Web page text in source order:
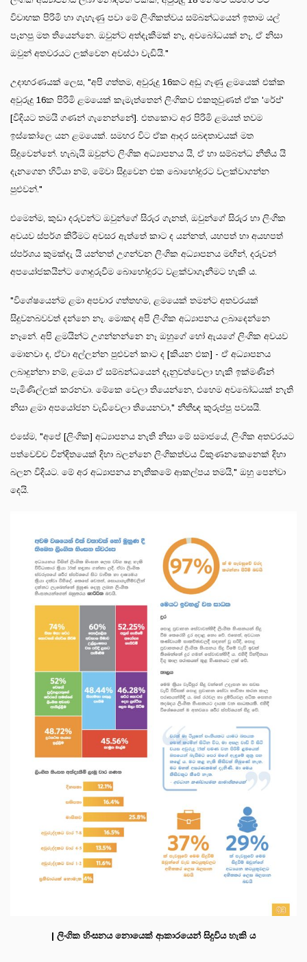
විවාහක පිරිමි හා ගැහැණු පවා මේ ලිංගිකත්වය සම්බන්ධයෙන් ඉතාම යල්
පැනපු මත තියෙන්නෙ. ඔවුන්ට අත්දැකීමක් නෑ, අවබෝධයක් නෑ, ඒ නිසා
ඔවුන් අතවරයට ලක්වෙන අවස්ථා වැඩියි."
උදාහරණයක් ලෙස, "අපි ගත්තම, අවුරුදු 16කට අඩු ගෑණු ළමයෙක් එක්ක
අවුරුදු 16ක පිරිමි ළමයෙක් කැමැත්තෙන් ලිංගිකව එකතුවුණත් ඒක 'රේප්'
[විදියට තමයි ගණන් ගැනෙන්නේ]. එතකොට අර පිරිමි ළමයත් තවම
ඉස්කෝලෙ යන ළමයෙක්. සමහර විට ඒක ආදර සබඳතාවයක් මත
සිදුවෙන්නේ. හැබැයි ඔවුන්ට ලිංගික අධ්‍යාපනය යි, ඒ හා සම්බන්ධ නීතිය යි
දැනගෙන හිටියා නම්, මේවා සිදුවෙන එක බොහෝදුරට වලක්වාගන්න
පුළුවන්."
එමෙන්ම, කුඩා දරුවන්ට ඔවුන්ගේ සිරුර ගැනත්, ඔවුන්ගේ සිරුර හා ලිංගික
අවයව ස්පර්ශ කිරීමට අවසර ඇත්තේ කාට ද යන්නත්, යහපත් හා අයහපත්
ස්පර්ශය කුමක්දැ යි යන්නත් උගන්වන ලිංගික අධ්‍යාපනය මඟින්, දරුවන්
අපයෝජකයින්ට ගොදුරුවීම බොහෝදුරට වළක්වාගැනීමට හැකි ය.
"විශේෂයෙන්ම ළමා අපචාර ගත්තහම, ළමයෙක් තමන්ට අතවරයක්
සිදුවනබවවත් දන්නෙ නෑ. මොකද අපි ලිංගික අධ්‍යාපනය ලබාදෙන්නෙ
නෑනේ. අපි ළමයින්ට උගන්නන්නෙ නෑ ඔහුගේ හෝ ඇයගේ ලිංගික අවයව
මොනවා ද, ඒවා අල්ලන්න පුළුවන් කාට ද [කියන එක] - ඒ අධ්‍යාපනය
ලබාදුන්නා නම්, ළමයා ඒ සම්බන්ධයෙන් දැනුවත්වෙලා හැකි ඉක්මණින්
පැමිණිල්ලක් කරනවා. මේකෙ වෙලා තියෙන්නෙ, එහෙම අවබෝධයක් නැති
නිසා ළමා අපයෝජන වැඩිවෙලා තියෙනවා," නීතීඥ කුරුප්පු පවසයි.
එසේම, "අපේ [ලිංගික] අධ්‍යාපනය නැති නිසා මේ සමාජයේ, ලිංගික අතවරයට
පත්වෙච්ච වින්දිතයෙක් දිහා බලන්නෙ ලිංගිකත්වය විකුණනකෙනෙක් දිහා
බලන විදියට. මේ අර අධ්‍යාපනය නැතිකමේ ආකල්පය තමයි," ඔහු පෙන්වා
දෙයි.
| ලිංගික හිංසනය නොයෙක් ආකාරයෙන් සිදුවිය හැකි ය